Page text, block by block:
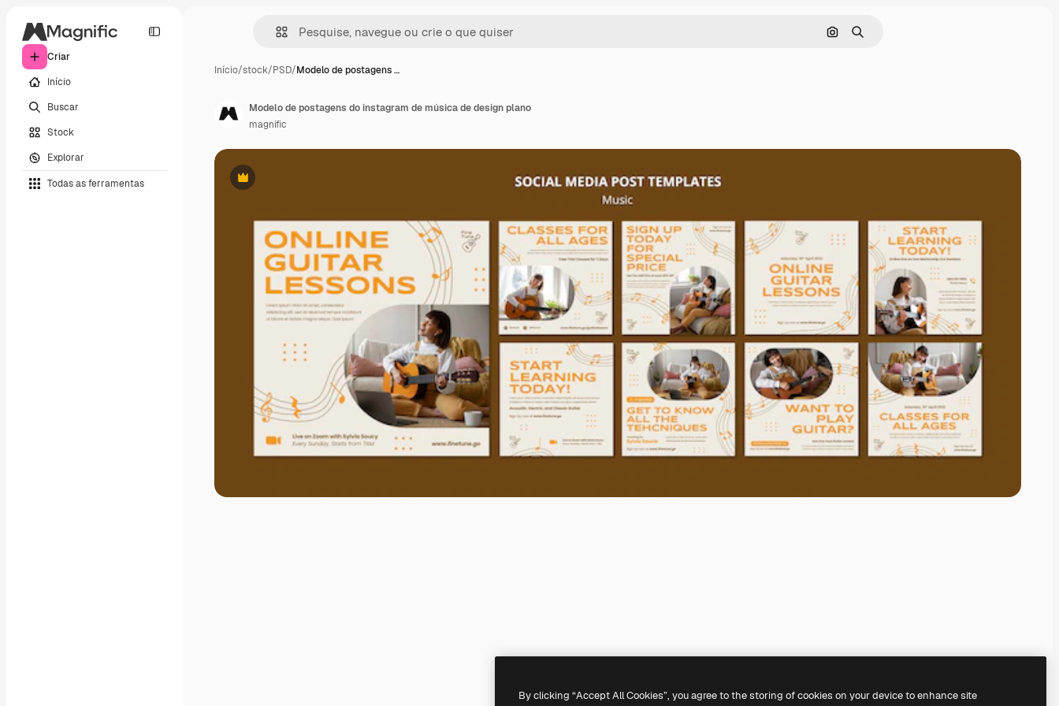
Criar
Início
Buscar
Stock
Explorar
Todas as ferramentas
Pesquisar por imagem
Buscar
Início/stock/PSD/Modelo de postagens …
Premium
Modelo de postagens do instagram de música de design plano
magnific
By clicking “Accept All Cookies”, you agree to the storing of cookies on your device to enhance site